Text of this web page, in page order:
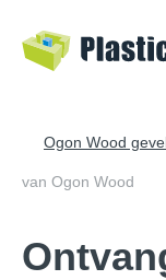
Ogon Wood
van Ogon Wood